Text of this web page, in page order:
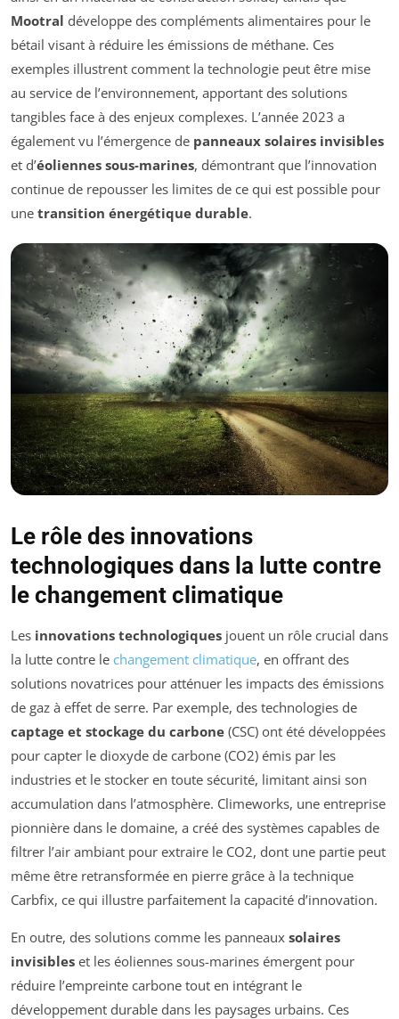
Mootral développe des compléments alimentaires pour le
bétail visant à réduire les émissions de méthane. Ces
exemples illustrent comment la technologie peut être mise
au service de l’environnement, apportant des solutions
tangibles face à des enjeux complexes. L’année 2023 a
également vu l’émergence de panneaux solaires invisibles
et d’éoliennes sous-marines, démontrant que l’innovation
continue de repousser les limites de ce qui est possible pour
une transition énergétique durable.
Le rôle des innovations
technologiques dans la lutte contre
le changement climatique
Les innovations technologiques jouent un rôle crucial dans
la lutte contre le changement climatique, en offrant des
solutions novatrices pour atténuer les impacts des émissions
de gaz à effet de serre. Par exemple, des technologies de
captage et stockage du carbone (CSC) ont été développées
pour capter le dioxyde de carbone (CO2) émis par les
industries et le stocker en toute sécurité, limitant ainsi son
accumulation dans l’atmosphère. Climeworks, une entreprise
pionnière dans le domaine, a créé des systèmes capables de
filtrer l’air ambiant pour extraire le CO2, dont une partie peut
même être retransformée en pierre grâce à la technique
Carbfix, ce qui illustre parfaitement la capacité d’innovation.
En outre, des solutions comme les panneaux solaires
invisibles et les éoliennes sous-marines émergent pour
réduire l’empreinte carbone tout en intégrant le
développement durable dans les paysages urbains. Ces